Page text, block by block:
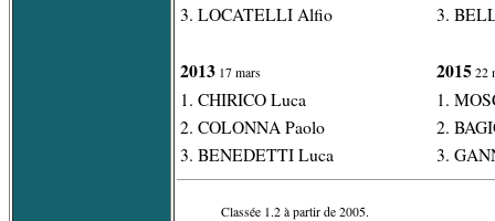
3. LOCATELLI Alfio
2013 17 mars
1. CHIRICO Luca
2. COLONNA Paolo
3. BENEDETTI Luca
3.
2015 22
1.
2.
3.
Classée 1.2 à partir de 2005.